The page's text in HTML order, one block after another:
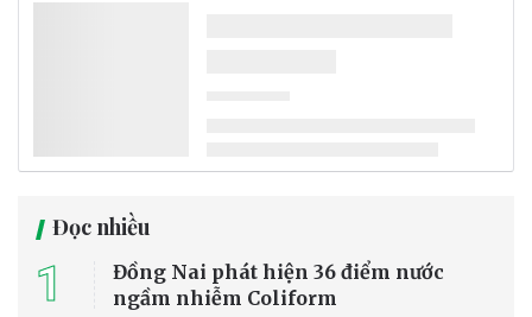
Xuân Giang (Tuyên Quang), làm hư hại nhà cửa, hoa màu và nhiều
quyền đã di dời khẩn cấp nhiều hộ dân đến nơi an toàn và duy trì lực
lượng ứng trực 24/24 giờ.